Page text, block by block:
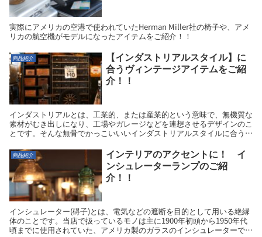
実際にアメリカの空港で使われていたHerman Miller社の椅子や、アメ
リカの航空機がモデルになったアイテムをご紹介！！
商品紹介
【インダストリアルスタイル】に
合うヴィンテージアイテムをご紹
介！！
インダストリアルとは、工業的、または産業的という意味で、無機質な
素材がむき出しになり、工場やガレージなどを連想させるデザインのこ
とです。そんな無骨でかっこいいいインダストリアルスタイルに合う椅
イテムをご紹介します。
商品紹介
インテリアのアクセントに！ イ
ンシュレーターランプのご紹
介！！
インシュレーター(碍子)とは、電気などの遮断を目的として用いる絶縁
体のことです。当店で扱っているモノは主に1900年初頭から1950年代
頃までに使用されていた、アメリカ製のガラスのインシュレーターで